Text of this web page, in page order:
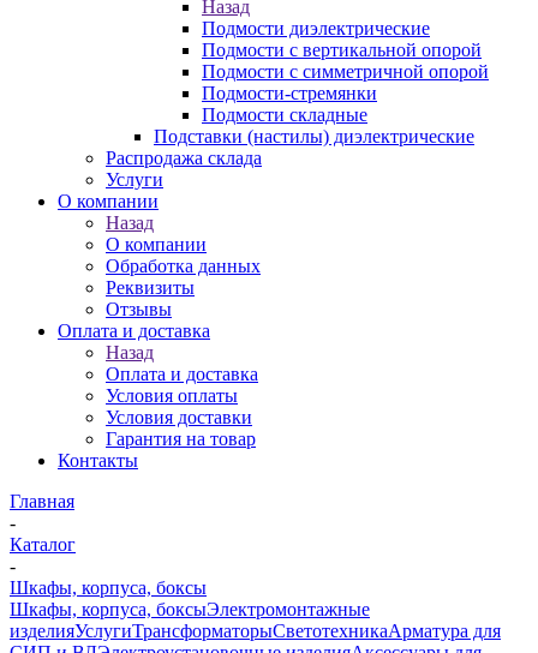
Назад
Подмости диэлектрические
Подмости с вертикальной опорой
Подмости с симметричной опорой
Подмости-стремянки
Подмости складные
Подставки (настилы) диэлектрические
Распродажа склада
Услуги
О компании
Назад
О компании
Обработка данных
Реквизиты
Отзывы
Оплата и доставка
Назад
Оплата и доставка
Условия оплаты
Условия доставки
Гарантия на товар
Контакты
Главная
-
Каталог
-
Шкафы, корпуса, боксы
Шкафы, корпуса, боксыЭлектромонтажные
изделияУслугиТрансформаторыСветотехникаАрматура для